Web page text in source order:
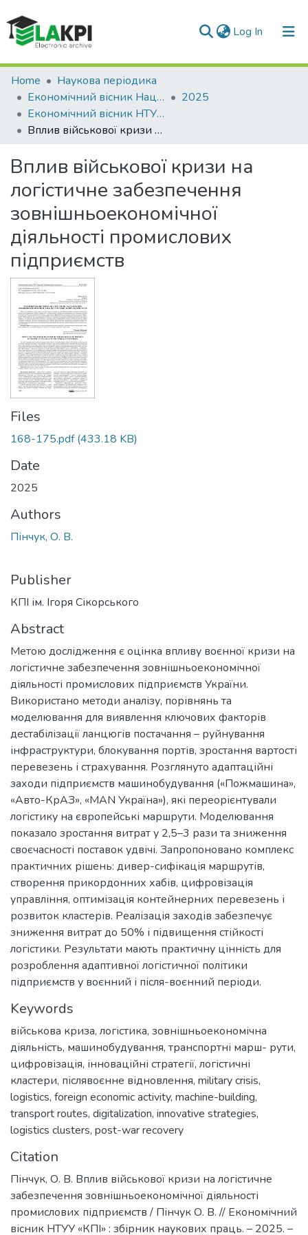
Log In (current)
Communities & Collections
All of DSpace
Statistics
Home
Наукова періодика
Економічний вісник Національного технічного університету України «Київський політехнічний інститут»
2025
Економічний вісник НТУУ «КПІ»: збірник наукових праць, № 35
Вплив військової кризи на логістичне забезпечення зовнішньоекономічної діяльності промислових підприємств
Вплив військової кризи на
логістичне забезпечення
зовнішньоекономічної
діяльності промислових
підприємств
Files
168-175.pdf(433.18 KB)
Date
2025
Authors
Пінчук, О. В.
Publisher
КПІ ім. Ігоря Сікорського
Abstract
Метою дослідження є оцінка впливу воєнної кризи на
логістичне забезпечення зовнішньоекономічної
діяльності промислових підприємств України.
Використано методи аналізу, порівнянь та
моделювання для виявлення ключових факторів
дестабілізації ланцюгів постачання – руйнування
інфраструктури, блокування портів, зростання вартості
перевезень і страхування. Розглянуто адаптаційні
заходи підприємств машинобудування («Пожмашина»,
«Авто-КрАЗ», «MAN Україна»), які переорієнтували
логістику на європейські маршрути. Моделювання
показало зростання витрат у 2,5–3 рази та зниження
своєчасності поставок удвічі. Запропоновано комплекс
практичних рішень: дивер-сифікація маршрутів,
створення прикордонних хабів, цифровізація
управління, оптимізація контейнерних перевезень і
розвиток кластерів. Реалізація заходів забезпечує
зниження витрат до 50% і підвищення стійкості
логістики. Результати мають практичну цінність для
розроблення адаптивної логістичної політики
підприємств у воєнний і після-воєнний періоди.
Keywords
військова криза, логістика, зовнішньоекономічна
діяльність, машинобудування, транспортні марш- рути,
цифровізація, інноваційні стратегії, логістичні
кластери, післявоєнне відновлення, military crisis,
logistics, foreign economic activity, machine-building,
transport routes, digitalization, innovative strategies,
logistics clusters, post-war recovery
Citation
Пінчук, О. В. Вплив військової кризи на логістичне
забезпечення зовнішньоекономічної діяльності
промислових підприємств / Пінчук О. В. // Економічний
вісник НТУУ «КПІ» : збірник наукових праць. – 2025. –